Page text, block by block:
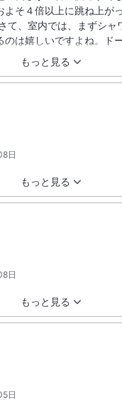
もっと見る
よそ４倍以上に跳ね上が
て、室内では、まずシャ
のは嬉しいですよね。ド
は室内のシャワーは使い
型のホテルのあの水が飛
番気掛かりなのは、入室
空いてなかったとはいえ
以外はありませんよ。 早
笑）
日
もっと見る
日
もっと見る
日